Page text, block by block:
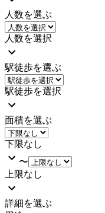
人数を選ぶ
人数を選択
駅徒歩を選ぶ
駅徒歩を選択
面積を選ぶ
下限なし
〜
上限なし
詳細を選ぶ